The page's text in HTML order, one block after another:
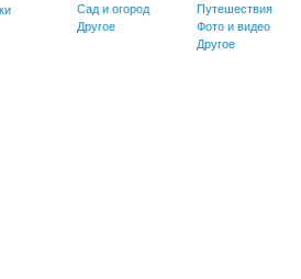
Сад и огород
Другое
Путешествия
Фото и видео
Другое